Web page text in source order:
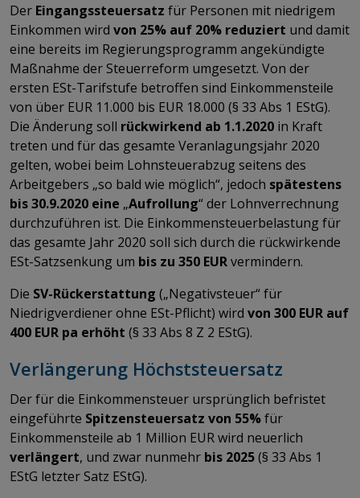
Der Eingangssteuersatz für Personen mit niedrigem
Einkommen wird von 25% auf 20% reduziert und damit
eine bereits im Regierungsprogramm angekündigte
Maßnahme der Steuerreform umgesetzt. Von der
ersten ESt-Tarifstufe betroffen sind Einkommensteile
von über EUR 11.000 bis EUR 18.000 (§ 33 Abs 1 EStG).
Die Änderung soll rückwirkend ab 1.1.2020 in Kraft
treten und für das gesamte Veranlagungsjahr 2020
gelten, wobei beim Lohnsteuerabzug seitens des
Arbeitgebers „so bald wie möglich“, jedoch spätestens
bis 30.9.2020 eine „Aufrollung“ der Lohnverrechnung
durchzuführen ist. Die Einkommensteuerbelastung für
das gesamte Jahr 2020 soll sich durch die rückwirkende
ESt-Satzsenkung um bis zu 350 EURvermindern.
Die SV-Rückerstattung („Negativsteuer“ für
Niedrigverdiener ohne ESt-Pflicht) wird von 300 EUR auf
400 EUR pa erhöht (§ 33 Abs 8 Z 2 EStG).
Verlängerung Höchststeuersatz
Der für die Einkommensteuer ursprünglich befristet
eingeführte Spitzensteuersatz von 55%für
Einkommensteile ab 1 Million EUR wird neuerlich
verlängert, und zwar nunmehr bis 2025(§ 33 Abs 1
EStG letzter Satz EStG).